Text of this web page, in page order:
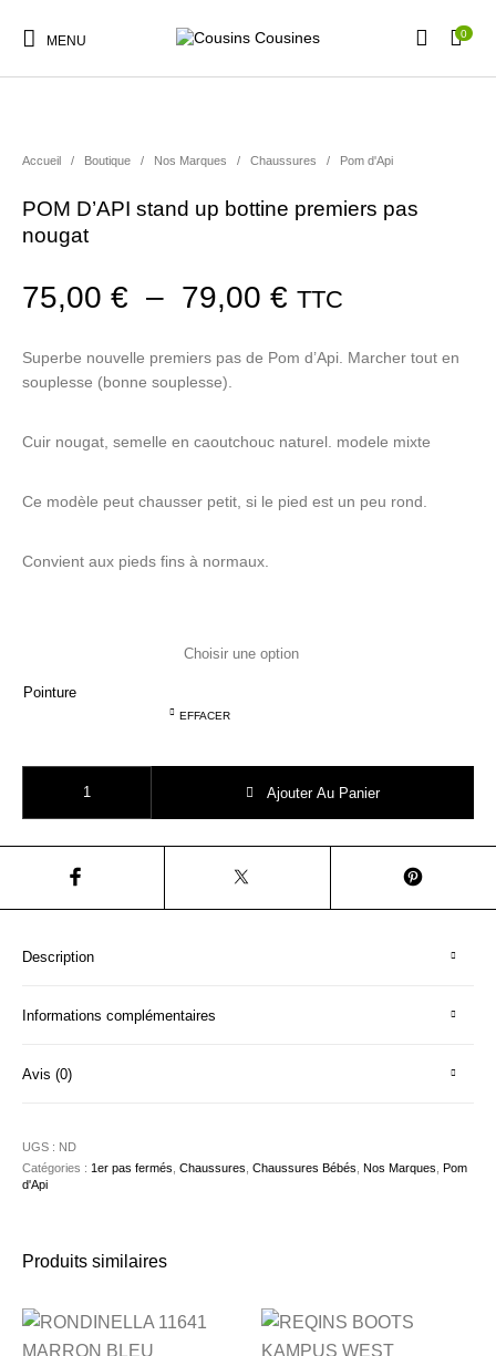
MENU 0
Nouveautés Promotions Chaussures Vêtements Filles
Vêtements Garçons Accessoires Cadeaux
Accueil / Boutique / Nos Marques / Chaussures / Pom d'Api
POM D’API stand up bottine premiers pas
nougat
75,00€ – 79,00€ Plage de prix
TTC
Superbe nouvelle premiers pas de Pom d’Api. Marcher tout en
souplesse (bonne souplesse).
Cuir nougat, semelle en caoutchouc naturel. modele mixte
Ce modèle peut chausser petit, si le pied est un peu rond.
Convient aux pieds fins à normaux.
Pointure
EFFACER
Ajouter Au Panier
Description
Informations complémentaires
Avis (0)
UGS : ND
Catégories :1er pas fermés,Chaussures,Chaussures Bébés, Nos Marques, Pom
d'Api
Produits similaires